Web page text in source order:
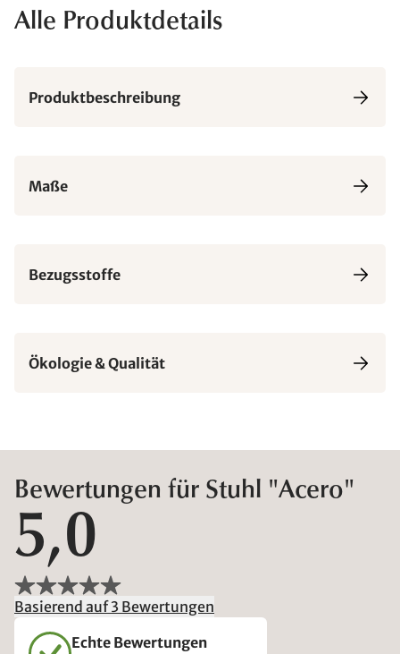
Alle Produktdetails
Produktbeschreibung
Maße
Bezugsstoffe
Ökologie & Qualität
Bewertungen für Stuhl "Acero"
5,0
Basierend auf 3 Bewertungen
Echte Bewertungen